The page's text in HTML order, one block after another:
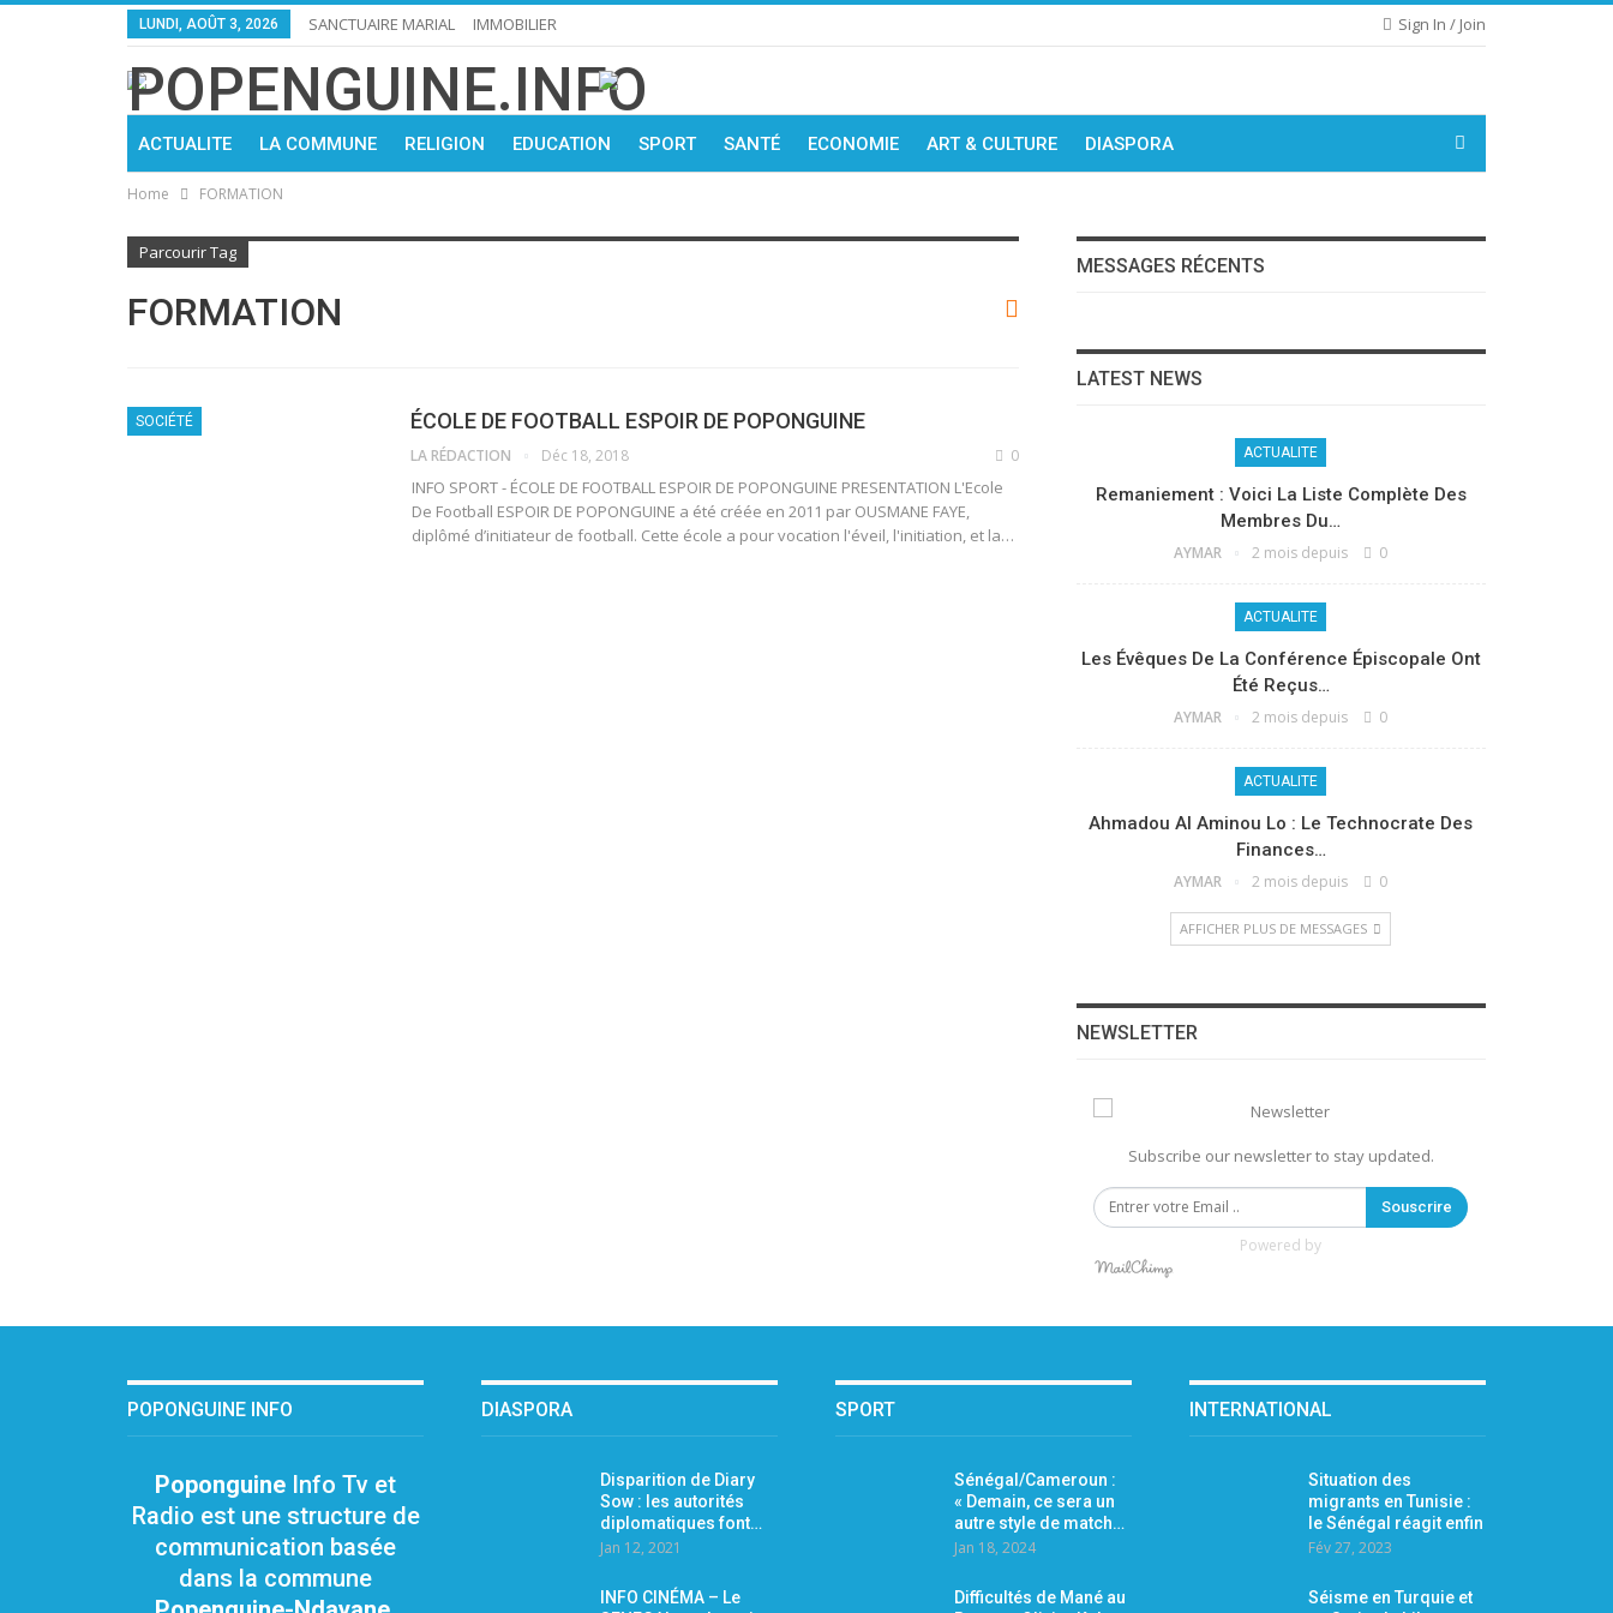
Sign In / Join
LUNDI, AOÛT 3, 2026 SANCTUAIRE MARIAL IMMOBILIER
ACTUALITE LA COMMUNE RELIGION EDUCATION SPORT SANTÉ ECONOMIE ART & CULTURE DIASPORA
Home FORMATION
Parcourir Tag
FORMATION
SOCIÉTÉ ÉCOLE DE FOOTBALL ESPOIR DE POPONGUINE
LA RÉDACTION Déc 18, 2018 0
INFO SPORT - ÉCOLE DE FOOTBALL ESPOIR DE POPONGUINE PRESENTATION L'Ecole
De Football ESPOIR DE POPONGUINE a été créée en 2011 par OUSMANE FAYE,
diplômé d’initiateur de football. Cette école a pour vocation l'éveil, l'initiation, et la…
MESSAGES RÉCENTS
LATEST NEWS
ACTUALITE
Remaniement : Voici La Liste Complète Des
Membres Du…
AYMAR 2 mois depuis 0
ACTUALITE
Les Évêques De La Conférence Épiscopale Ont
Été Reçus…
AYMAR 2 mois depuis 0
ACTUALITE
Ahmadou Al Aminou Lo : Le Technocrate Des
Finances…
AYMAR 2 mois depuis 0
AFFICHER PLUS DE MESSAGES
NEWSLETTER
Subscribe our newsletter to stay updated.
Souscrire
Powered by
POPONGUINE INFO
Poponguine Info Tv et
Radio est une structure de
communication basée
dans la commune
DIASPORA
Disparition de Diary
Sow : les autorités
diplomatiques font…
Jan 12, 2021
INFO CINÉMA – Le
SPORT
Sénégal/Cameroun :
« Demain, ce sera un
autre style de match…
Jan 18, 2024
Difficultés de Mané au
INTERNATIONAL
Situation des
migrants en Tunisie :
le Sénégal réagit enfin
Fév 27, 2023
Séisme en Turquie et